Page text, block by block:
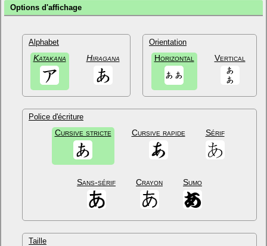
Options d'affichage
Alphabet
Katakana Hiragana
Orientation
Horizontal Vertical
Police d'écriture
Cursive stricte Cursive rapide Sérif
Sans-sérif Crayon Sumo
Taille